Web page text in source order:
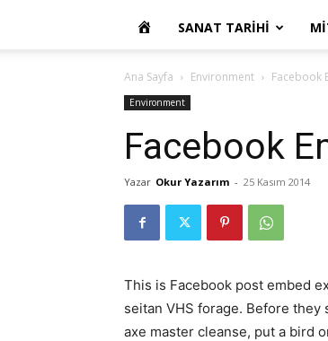
OKUR
YAZARIM
SANAT TARIHI
Ana Sayfa Environment Facebook
Environment
Facebook
Yazar Okur Yazarım - 25 Kasım 2014
This is Facebook post embed
seitan VHS forage. Before
axe master cleanse, put a bird